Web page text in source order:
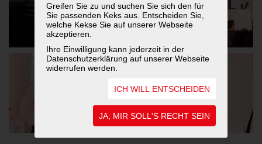
Greifen Sie zu und suchen Sie sich den für
Sie passenden Keks aus. Entscheiden Sie,
welche Kekse Sie auf unserer Webseite
akzeptieren.
Ihre Einwilligung kann jederzeit in der
Datenschutzerklärung auf unserer Webseite
widerrufen werden.
ICH WILL ENTSCHEIDEN
JA, MIR SOLL'S RECHT SEIN